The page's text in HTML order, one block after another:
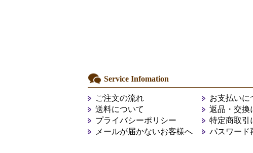
Service Infomation
ご注文の流れ
お支払いに
送料について
返品・交換
プライバシーポリシー
特定商取引
メールが届かないお客様へ
パスワード